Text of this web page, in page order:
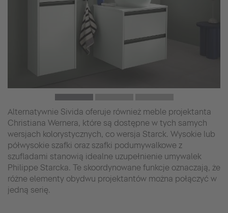
Alternatywnie Sivida oferuje również meble projektanta
Christiana Wernera, które są dostępne w tych samych
wersjach kolorystycznych, co wersja Starck. Wysokie lub
półwysokie szafki oraz szafki podumywalkowe z
szufladami stanowią idealne uzupełnienie umywalek
Philippe Starcka. Te skoordynowane funkcje oznaczają, że
różne elementy obydwu projektantów można połączyć w
jedną serię.